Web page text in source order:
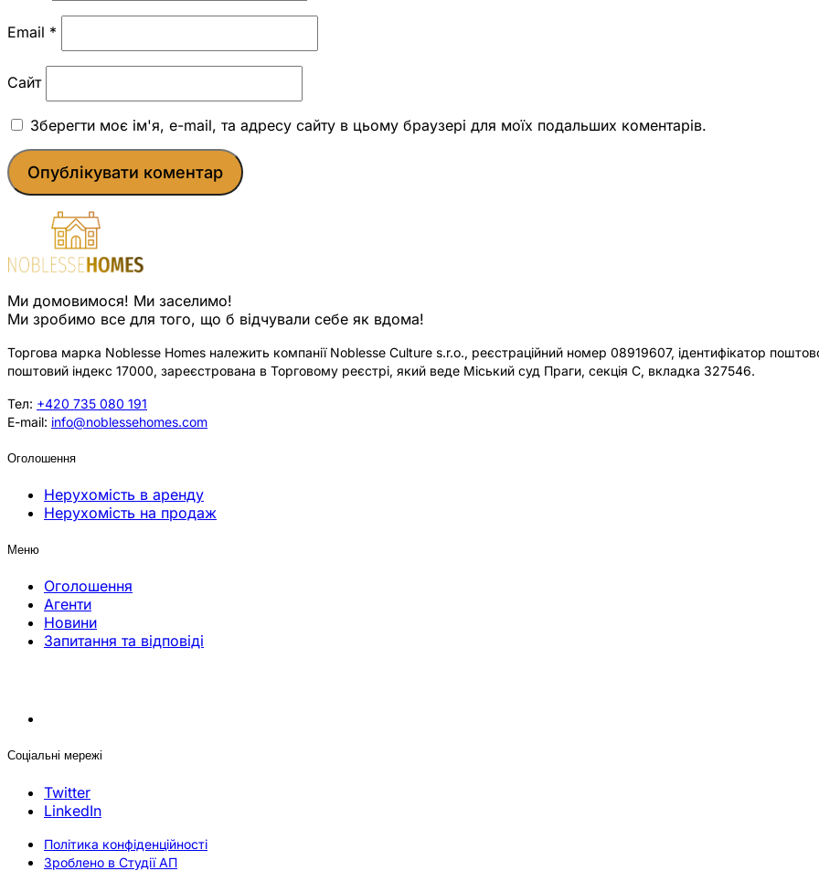
Email *
Сайт
Зберегти моє ім'я, e-mail, та адресу сайту в цьому браузері для моїх подальших коментарів.
Ми домовимося! Ми заселимо!
Ми зробимо все для того, що б відчували себе як вдома!
Торгова марка Noblesse Homes належить компанії Noblesse Culture s.r.o., реєстраційний номер 08919607, ідентифікатор
поштовий індекс 17000, зареєстрована в Торговому реєстрі, який веде Міський суд Праги, секція C, вкладка 327546.
Тел: +420 735 080 191
E-mail: info@noblessehomes.com
Оголошення
Нерухомість в аренду
Нерухомість на продаж
Меню
Оголошення
Агенти
Новини
Запитання та відповіді
Соціальні мережі
Twitter
LinkedIn
Політика конфіденційності
Зроблено в Студії АП